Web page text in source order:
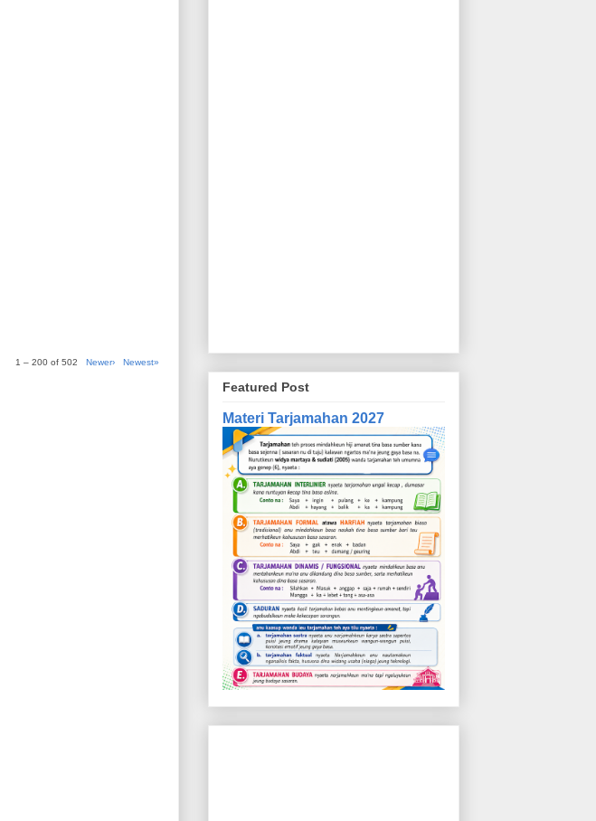
1 – 200 of 502 Newer› Newest»
Featured Post
Materi Tarjamahan 2027